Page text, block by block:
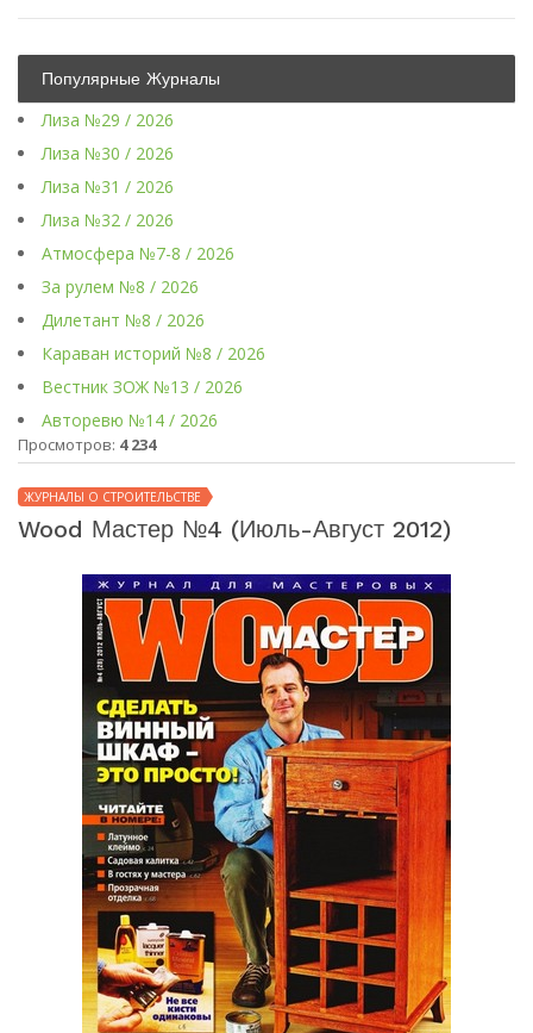
Популярные Журналы
Лиза №29 / 2026
Лиза №30 / 2026
Лиза №31 / 2026
Лиза №32 / 2026
Атмосфера №7-8 / 2026
За рулем №8 / 2026
Дилетант №8 / 2026
Караван историй №8 / 2026
Вестник ЗОЖ №13 / 2026
Авторевю №14 / 2026
Просмотров: 4 234
ЖУРНАЛЫ О СТРОИТЕЛЬСТВЕ
Wood Мастер №4 (июль-Август 2012)